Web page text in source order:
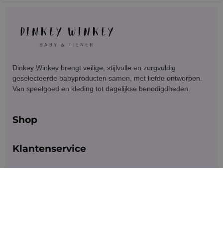
Dinkey Winkey brengt veilige, stijlvolle en zorgvuldig
geselecteerde babyproducten samen, met liefde ontworpen.
Van speelgoed en kleding tot dagelijkse benodigdheden.
Shop
Klantenservice